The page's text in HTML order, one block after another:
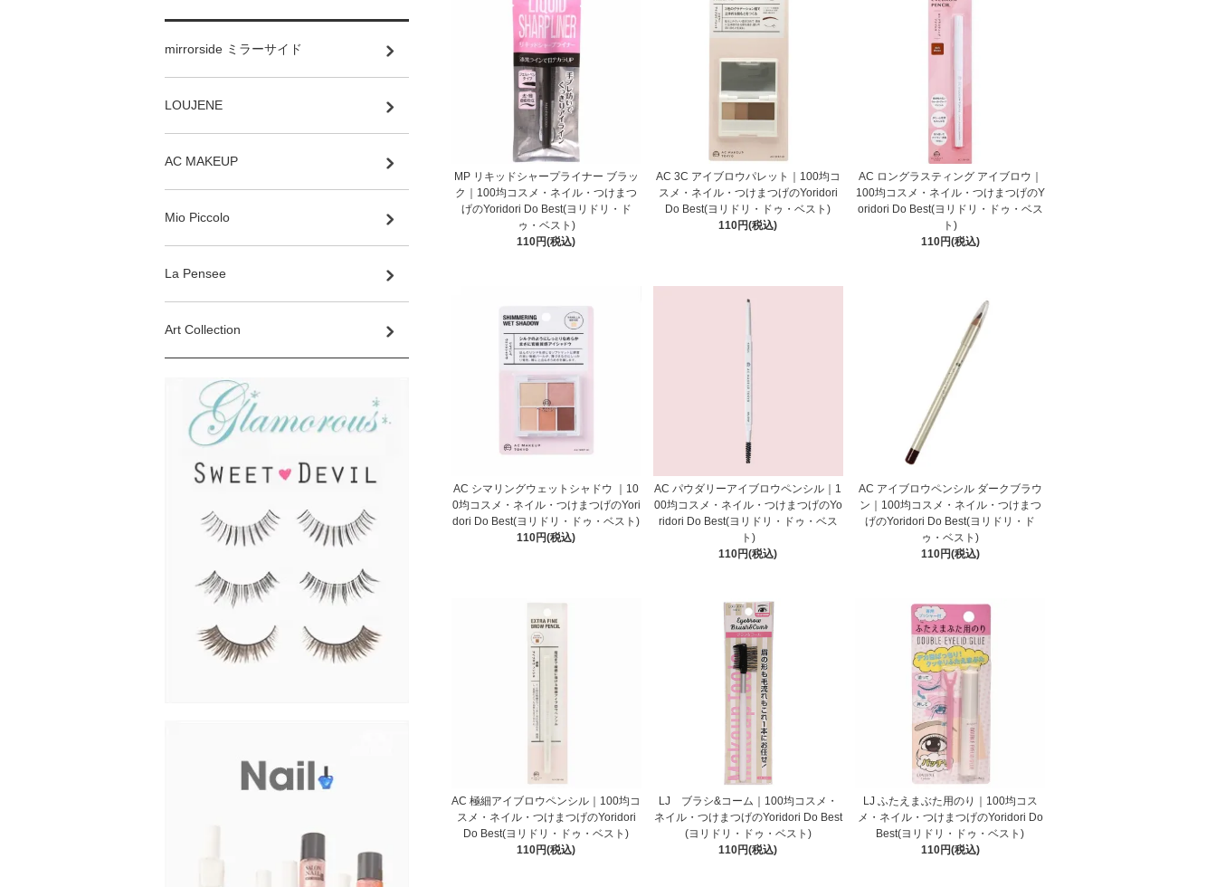
MP リキッドシャープライナー ブラッ
ク｜100均コスメ・ネイル・つけまつ
げのYoridori Do Best(ヨリドリ・ド
ゥ・ベスト)
110円(税込)
AC 3C アイブロウパレット｜100均コ
スメ・ネイル・つけまつげのYoridori
Do Best(ヨリドリ・ドゥ・ベスト)
110円(税込)
AC ロングラスティング アイブロウ｜
100均コスメ・ネイル・つけまつげのY
oridori Do Best(ヨリドリ・ドゥ・ベス
ト)
110円(税込)
AC シマリングウェットシャドウ ｜10
0均コスメ・ネイル・つけまつげのYori
dori Do Best(ヨリドリ・ドゥ・ベスト)
110円(税込)
AC パウダリーアイブロウペンシル｜1
00均コスメ・ネイル・つけまつげのYo
ridori Do Best(ヨリドリ・ドゥ・ベス
ト)
110円(税込)
AC アイブロウペンシル ダークブラウ
ン｜100均コスメ・ネイル・つけまつ
げのYoridori Do Best(ヨリドリ・ド
ゥ・ベスト)
110円(税込)
AC 極細アイブロウペンシル｜100均コ
スメ・ネイル・つけまつげのYoridori
Do Best(ヨリドリ・ドゥ・ベスト)
110円(税込)
LJ ブラシ&コーム｜100均コスメ・
ネイル・つけまつげのYoridori Do Best
(ヨリドリ・ドゥ・ベスト)
110円(税込)
LJ ふたえまぶた用のり｜100均コス
メ・ネイル・つけまつげのYoridori Do
Best(ヨリドリ・ドゥ・ベスト)
110円(税込)
mirrorside ミラーサイド
LOUJENE
AC MAKEUP
Mio Piccolo
La Pensee
Art Collection